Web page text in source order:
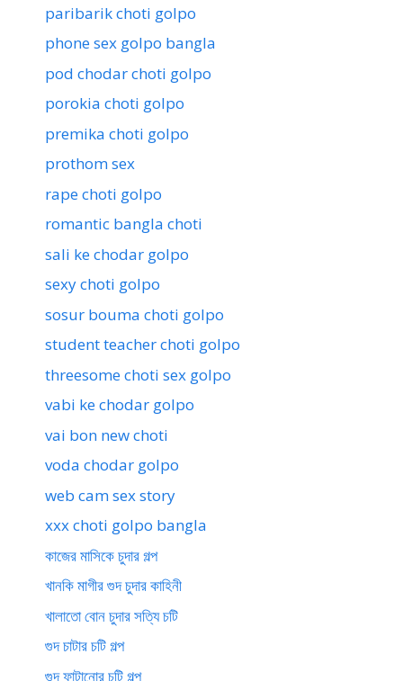
paribarik choti golpo
phone sex golpo bangla
pod chodar choti golpo
porokia choti golpo
premika choti golpo
prothom sex
rape choti golpo
romantic bangla choti
sali ke chodar golpo
sexy choti golpo
sosur bouma choti golpo
student teacher choti golpo
threesome choti sex golpo
vabi ke chodar golpo
vai bon new choti
voda chodar golpo
web cam sex story
xxx choti golpo bangla
কাজের মাসিকে চুদার গল্প
খানকি মাগীর গুদ চুদার কাহিনী
খালাতো বোন চুদার সত্যি চটি
গুদ চাটার চটি গল্প
গুদ ফাটানোর চটি গল্প